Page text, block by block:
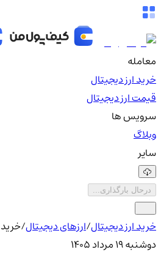
معامله
خرید ارز دیجیتال
قیمت ارز دیجیتال
سرویس ها
وبلاگ
سایر
درحال بارگذاری...
خرید ارز دیجیتال/ارزهای دیجیتال/خرید
دوشنبه ۱۹ مرداد ۱۴۰۵